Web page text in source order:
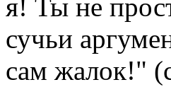
я! Ты не
сучьи
сам жалок!"